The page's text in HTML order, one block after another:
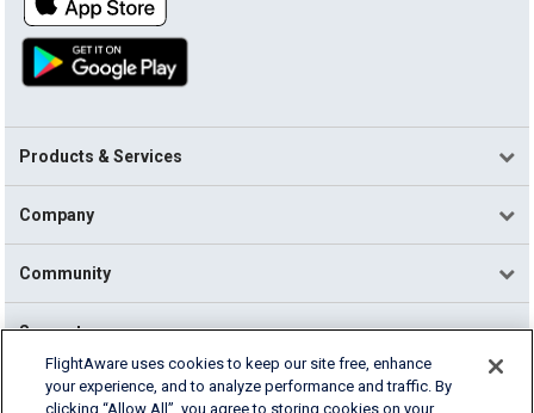
Products & Services
Company
Community
Support
English (USA)
FlightAware uses cookies to keep our site free, enhance
your experience, and to analyze performance and traffic. By
clicking “Allow All”, you agree to storing cookies on your